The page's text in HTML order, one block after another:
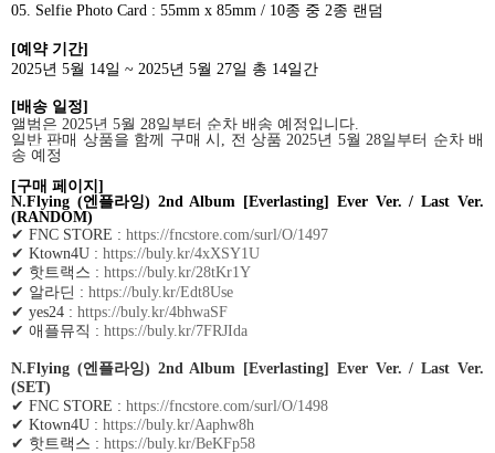
05. Selfie Photo Card : 55mm x 85mm / 10종 중 2종 랜덤
[예약 기간]
2025년 5월 14일 ~ 2025년 5월 27일 총 14일간
[배송 일정]
앨범은 2025년 5월 28일부터 순차 배송 예정입니다
일반 판매 상품을 함께 구매 시
전 상품 2025년 5월 28일부터 순차 배
송 예정
[구매 페이지 ]
N.Flying (엔플라잉) 2nd Album [Everlasting] Ever Ver. / Last Ver.
(RANDOM)
✔ FNC STORE : https://fncstore.com/surl/O/1497
✔ Ktown4U : https://buly.kr/4xXSY1U
✔ 핫트랙스 : https://buly.kr/28tKr1Y
✔ 알라딘 : https://buly.kr/Edt8Use
✔ yes24 : https://buly.kr/4bhwaSF
✔ 애플뮤직 : https://buly.kr/7FRJIda
N.Flying (엔플라잉) 2nd Album [Everlasting] Ever Ver. / Last Ver.
(SET)
✔ FNC STORE : https://fncstore.com/surl/O/1498
✔ Ktown4U : https://buly.kr/Aaphw8h
✔ 핫트랙스 : https://buly.kr/BeKFp58